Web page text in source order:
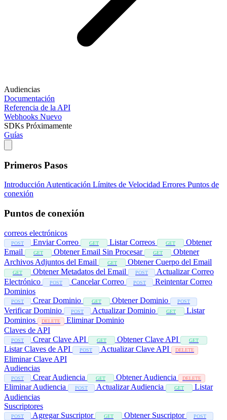
Audiencias
Documentación
Referencia de la API
Webhooks Nuevo
SDKs Próximamente
Guías
Primeros Pasos
Introducción Autenticación Límites de Velocidad Errores Puntos de
conexión
Puntos de conexión
correos electrónicos
POST Enviar Correo GET Listar Correos GET
Obtener
Email
GET Obtener Email Sin Procesar GET
Obtener
Archivos Adjuntos del Email
GET Obtener Cuerpo del Email
GET Obtener Metadatos del Email POST
Actualizar Correo
Electrónico
POST Cancelar Correo POST
Reintentar Correo
Dominios
POST Crear Dominio GET Obtener Dominio POST
Verificar Dominio POST Actualizar Dominio GET
Listar
Dominios
DELETE
Eliminar Dominio
Claves de API
POST Crear Clave API GET Obtener Clave API GET
Listar Claves de API POST Actualizar Clave API DELETE
Eliminar Clave API
Audiencias
POST Crear Audiencia GET Obtener Audiencia DELETE
Eliminar Audiencia POST Actualizar Audiencia GET
Listar
Audiencias
Suscriptores
POST Agregar Suscriptor GET Obtener Suscriptor POST